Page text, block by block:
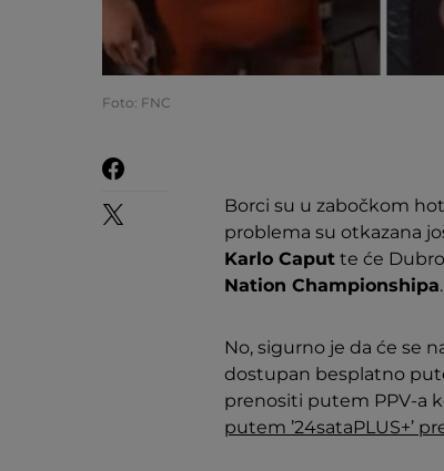
Foto: FNC
Borci su u zabočkom
problema su otkazana
Karlo Caput te će
Nation Championshipa.
No, sigurno je da će se
dostupan besplatno
prenositi putem PPV-a
putem ’24sataPLUS+’